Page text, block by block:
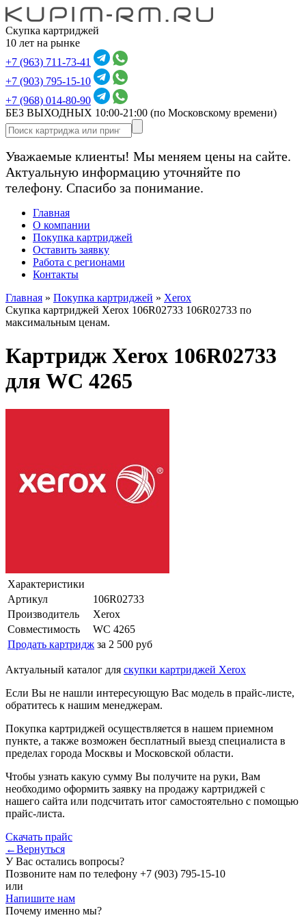
Скупка картриджей
10 лет на рынке
+7 (963) 711-73-41
+7 (903) 795-15-10
+7 (968) 014-80-90
БЕЗ ВЫХОДНЫХ 10:00-21:00 (по Московскому времени)
Уважаемые клиенты! Мы меняем цены на сайте.
Актуальную информацию уточняйте по
телефону. Спасибо за понимание.
Главная
О компании
Покупка картриджей
Оставить заявку
Работа с регионами
Контакты
Главная » Покупка картриджей » Xerox
Скупка картриджей Xerox 106R02733 106R02733 по
максимальным ценам.
Картридж Xerox 106R02733
для WC 4265
Характеристики
Артикул
106R02733
Производитель
Xerox
Совместимость
WC 4265
Продать картридж за 2 500 руб
Актуальный каталог для скупки картриджей Xerox
Если Вы не нашли интересующую Вас модель в прайс-листе,
обратитесь к нашим менеджерам.
Покупка картриджей осуществляется в нашем приемном
пункте, а также возможен бесплатный выезд специалиста в
пределах города Москвы и Московской области.
Чтобы узнать какую сумму Вы получите на руки, Вам
необходимо оформить заявку на продажу картриджей с
нашего сайта или подсчитать итог самостоятельно с помощью
прайс-листа.
Скачать прайс
←Вернуться
У Вас остались вопросы?
Позвоните нам по телефону +7 (903) 795-15-10
или
Напишите нам
Почему именно мы?